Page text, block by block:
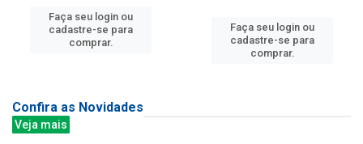
Faça seu login ou
cadastre-se para
comprar.
Faça seu login ou
cadastre-se para
comprar.
Confira as Novidades
Veja mais